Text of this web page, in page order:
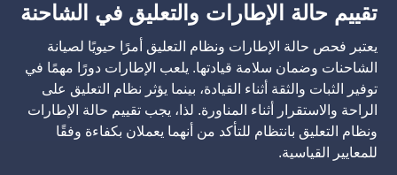
تقييم حالة الإطارات والتعليق في الشاحنة
يعتبر فحص حالة الإطارات ونظام التعليق أمرًا حيويًا لصيانة
الشاحنات وضمان سلامة قيادتها. يلعب الإطارات دورًا مهمًا في
توفير الثبات والثقة أثناء القيادة، بينما يؤثر نظام التعليق على
الراحة والاستقرار أثناء المناورة. لذا، يجب تقييم حالة الإطارات
ونظام التعليق بانتظام للتأكد من أنهما يعملان بكفاءة وفقًا
للمعايير القياسية.